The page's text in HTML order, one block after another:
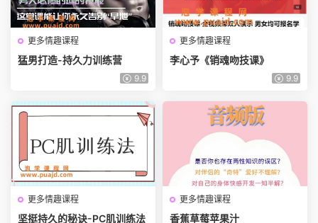
更多情趣课程
猛男打造-持久力训练营
9.9
更多情趣课程
李心予《销魂吻技课》
9.9
更多情趣课程
坚挺持久的秘诀-PC肌训练法
更多情趣课程
香蕉草莓苹果汁